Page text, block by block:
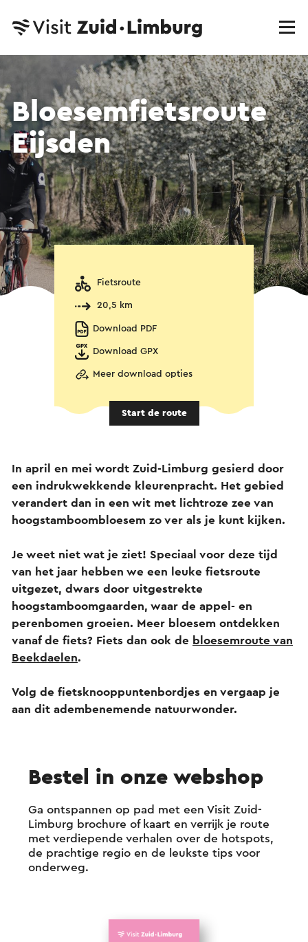
Bloesemfietsroute
Eijsden
Fietsroute
20,5 km
Download PDF
Download GPX
Meer download opties
Start de route
In april en mei wordt Zuid-Limburg gesierd door
een indrukwekkende kleurenpracht. Het gebied
verandert dan in een wit met lichtroze zee van
hoogstamboombloesem zo ver als je kunt kijken.
Je weet niet wat je ziet! Speciaal voor deze tijd
van het jaar hebben we een leuke fietsroute
uitgezet, dwars door uitgestrekte
hoogstamboomgaarden, waar de appel- en
perenbomen groeien. Meer bloesem ontdekken
vanaf de fiets? Fiets dan ook de bloesemroute van
Beekdaelen.
Volg de fietsknooppuntenbordjes en vergaap je
aan dit adembenemende natuurwonder.
Bestel in onze webshop
Ga ontspannen op pad met een Visit Zuid-
Limburg brochure of kaart en verrijk je route
met verdiepende verhalen over de hotspots,
de prachtige regio en de leukste tips voor
onderweg.